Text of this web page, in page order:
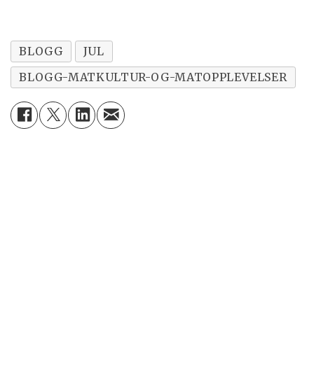
BLOGG
JUL
BLOGG-MATKULTUR-OG-MATOPPLEVELSER